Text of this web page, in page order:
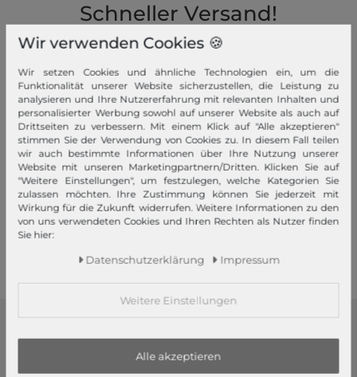
Schneller Versand!
Wir versenden Ihre Bestellung schnell per Premiumversand.
Mehr dazu!
Ihre Vorteile
Premiumversand, Große Auswahl, faire Preise, Freundlicher &
schneller Service
modeherz
Wir verwenden Cookies 🍪
Wir setzen Cookies und ähnliche Technologien ein, um die
Funktionalität unserer Website sicherzustellen, die Leistung zu
analysieren und Ihre Nutzererfahrung mit relevanten Inhalten und
personalisierter Werbung sowohl auf unserer Website als auch auf
Drittseiten zu verbessern. Mit einem Klick auf "Alle akzeptieren"
stimmen Sie der Verwendung von Cookies zu. In diesem Fall teilen
wir auch bestimmte Informationen über Ihre Nutzung unserer
Website mit unseren Marketingpartnern/Dritten. Klicken Sie auf
"Weitere Einstellungen", um festzulegen, welche Kategorien Sie
zulassen möchten. Ihre Zustimmung können Sie jederzeit mit
Wirkung für die Zukunft widerrufen. Weitere Informationen zu den
von uns verwendeten Cookies und Ihren Rechten als Nutzer finden
Sie hier:
Daten­schutz­erklärung Impressum
Weitere Einstellungen
Alle akzeptieren